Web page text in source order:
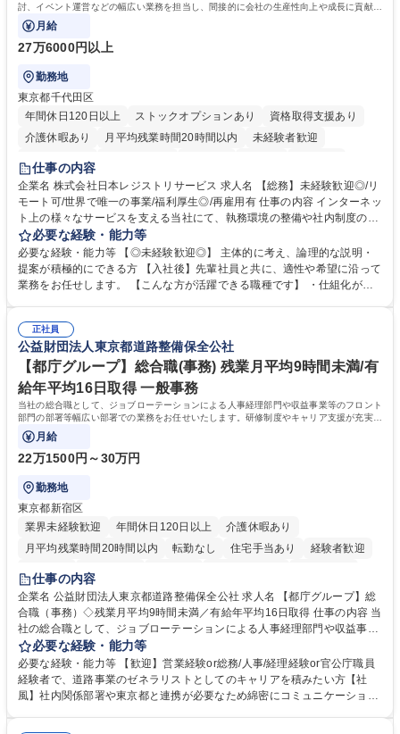
討、イベント運営などの幅広い業務を担当し、間接的に会社の生産性向上や成長に貢献し
ている部署です。
月給
27万6000円以上
勤務地
東京都千代田区
年間休日120日以上
ストックオプションあり
資格取得支援あり
介護休暇あり
月平均残業時間20時間以内
未経験者歓迎
住宅手当あり
完全週休2日制
交通費支給 駅近5分以内 土日祝休み 服装自由
仕事の内容
企業名 株式会社日本レジストリサービス 求人名 【総務】未経験歓迎◎/リ
モート可/世界で唯一の事業/福利厚生◎/再雇用有 仕事の内容 インターネッ
ト上の様々なサービスを支える当社にて、執務環境の整備や社内制度の検
討、イベント運営などの幅広い業務を担当し、間接的に会社の生産性向上
や成長に貢献している部署です。 会社の全メンバーが安心して長く成果を
発揮できる環境を整えるために、毎日のメンテナンスや維持管理に加え、
新たな施策検討を積極的に行っていただき、会社全体を巻き込み課題解決
幅広い業務の体得が可能で、多様なキャリアパスを描くことも可能です。
募集職種 【総務】未経験歓迎◎/リモート可/世界で唯一の事業/福利厚生◎/
再雇用有
必要な経験・能力等
必要な経験・能力等 【◎未経験歓迎◎】 主体的に考え、論理的な説明・
提案が積極的にできる方 【入社後】先輩社員と共に、適性や希望に沿って
業務をお任せします。 【こんな方が活躍できる職種です】 ・仕組化が好
対処できる・新しいことに興味関心がある 【魅力】■自己啓発支援：資格
取得や通信教育など費用の80%（年間25万円まで）を補助 ■住宅手当：家
賃の50%（月額7万円まで）を補助 学歴・資格 学歴：大学院 大学 語学
力： 資格：
正社員
公益財団法人東京都道路整備保全公社
【都庁グループ】総合職(事務) 残業月平均9時間未満/有
給年平均16日取得 一般事務
当社の総合職として、ジョブローテーションによる人事経理部門や収益事業等のフロント
部門の部署等幅広い部署での業務をお任せいたします。研修制度やキャリア支援が充実し
ております！ ※下記業務詳細
月給
22万1500円～30万円
勤務地
東京都新宿区
業界未経験歓迎
年間休日120日以上
介護休暇あり
月平均残業時間20時間以内
転勤なし 住宅手当あり
経験者歓迎
研修あり
退職金あり
駅近5分以内
資格取得手当あり 食事補助あり
仕事の内容
企業名 公益財団法人東京都道路整備保全公社 求人名 【都庁グループ】総
合職（事務）◇残業月平均9時間未満／有給年平均16日取得 仕事の内容 当
社の総合職として、ジョブローテーションによる人事経理部門や収益事業
等のフロント部門の部署等幅広い部署での業務をお任せいたします。研修
制度やキャリア支援が充実しております！ ※下記業務詳細 【業務詳細】■
管理部門：広報、人事、経理など当公社の運営に係る管理業務 ■収益部
門：駐車場の新規開拓、管理運営、新宿駅西口広場の「イベントコーナ
必要な経験・能力等
必要な経験・能力等 【歓迎】営業経験or総務/人事/経理経験or官公庁職員
経験者で、道路事業のゼネラリストとしてのキャリアを積みたい方【社
風】社内関係部署や東京都と連携が必要なため綿密にコミュニケーション